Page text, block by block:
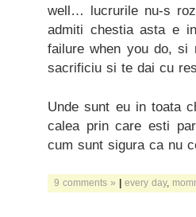
well… lucrurile nu-s
admiti chestia asta e
failure when you do, si
sacrificiu si te dai cu
Unde sunt eu in toata
calea prin care esti
cum sunt sigura ca nu
9 comments » | every day,